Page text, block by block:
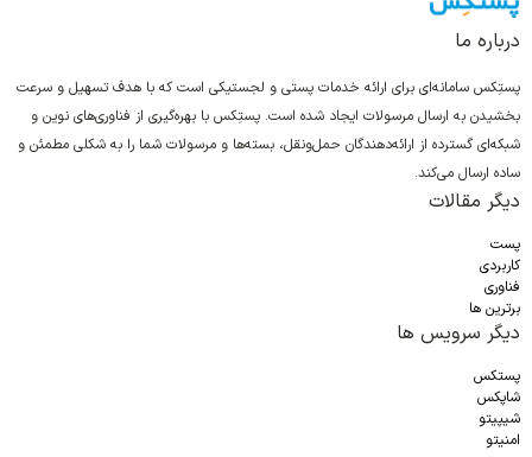
درباره ما
پستِکس سامانه‌ای برای ارائه خدمات پستی و لجستیکی است که با هدف تسهیل و سرعت
بخشیدن به ارسال مرسولات ایجاد شده است. پستِکس با بهره‌گیری از فناوری‌های نوین و
شبکه‌ای گسترده از ارائه‌دهندگان حمل‌ونقل، بسته‌ها و مرسولات شما را به شکلی مطمئن و
ساده ارسال می‌کند.
دیگر مقالات
پست
کاربردی
فناوری
برترین ها
دیگر سرویس ها
پستکس
شاپکس
شیپیتو
امنیتو